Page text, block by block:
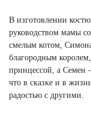
В изготовлении
руководством мамы
смелым котом,
благородным
принцессой, а Семен
что в сказке и в
радостью с другими.